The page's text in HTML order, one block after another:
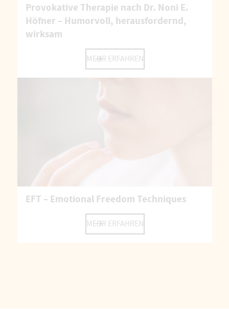
Provokative Therapie nach Dr. Noni E.
Höfner – Humorvoll, herausfordernd,
wirksam
MEHR ERFAHREN
EFT – Emotional Freedom Techniques
MEHR ERFAHREN